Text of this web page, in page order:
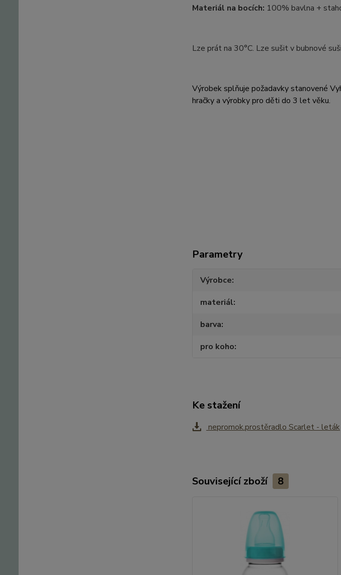
Materiál na bocích: 100% bavlna +
Lze prát na 30°C. Lze sušit v bubnové
Výrobek splňuje požadavky stanovené
hračky a výrobky pro děti do 3 let věku.
Parametry
Výrobce
materiál
barva
pro koho
Ke stažení
nepromok.prostěradlo Scarlet - leták
Související zboží 8